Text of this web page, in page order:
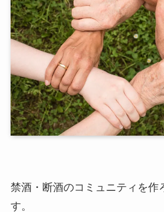
禁酒・断酒のコミュニティを作
す。